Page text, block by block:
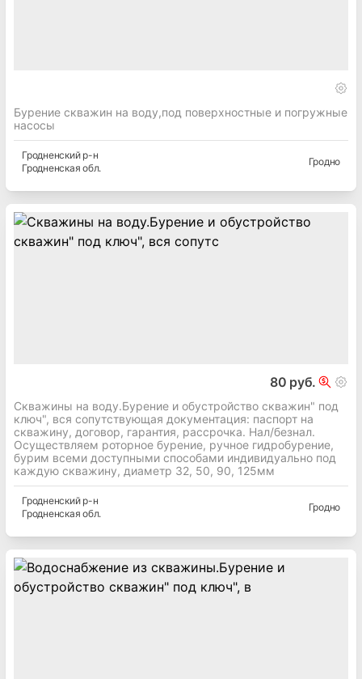
Бурение скважин на воду,под поверхностные и погружные
насосы
Гродненскийр-н
Гродненская обл.
Гродно
80 руб.
Скважины на воду.Бурение и обустройство скважин" под
ключ", вся сопутствующая документация: паспорт на
скважину, договор, гарантия, рассрочка. Нал/безнал.
Осуществляем роторное бурение, ручное гидробурение,
бурим всеми доступными способами индивидуально под
каждую скважину, диаметр 32, 50, 90, 125мм
Гродненскийр-н
Гродненская обл.
Гродно